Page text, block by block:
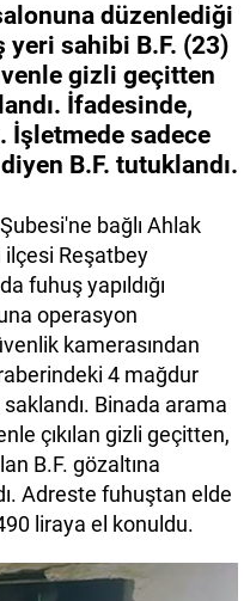
düzenlediği
sahibi B.F. (23)
gizli geçitten
İfadesinde,
İşletmede sadece
B.F. tutuklandı.
bağlı Ahlak
Reşatbey
fuhuş yapıldığı
operasyon
kamerasından
4 mağdur
saklandı. Binada arama
çıkılan gizli geçitten,
B.F. gözaltına
Adreste fuhuştan elde
liraya el konuldu.